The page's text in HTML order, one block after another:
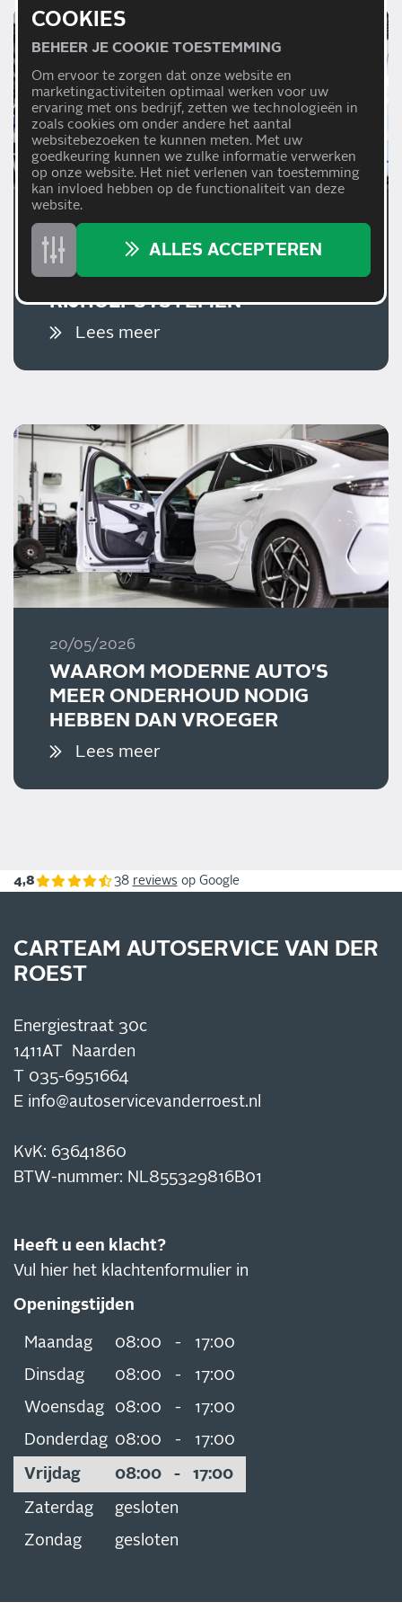
01/07/2026
WAAROM EEN JUISTE
AFSTELLING VAN
RIJHULPSYSTEMEN
BELANGRIJK IS
Lees meer
20/05/2026
WAAROM MODERNE AUTO'S
MEER ONDERHOUD NODIG
HEBBEN DAN VROEGER
Lees meer
4,8 38 reviews op Google
CARTEAM AUTOSERVICE VAN DER
ROEST
Energiestraat 30c
1411AT Naarden
T 035-6951664
E info@autoservicevanderroest.nl
KvK: 63641860
BTW-nummer: NL855329816B01
Heeft u een klacht?
Vul hier het klachtenformulier in
Openingstijden
Maandag 08:00 -
17:00
Dinsdag
08:00 -
17:00
Woensdag
08:00 -
17:00
Donderdag 08:00 - 17:00
Vrijdag 08:00 - 17:00
Zaterdag
gesloten
Zondag
gesloten
COOKIES
BEHEER JE COOKIE TOESTEMMING
Om ervoor te zorgen dat onze website en
marketingactiviteiten optimaal werken voor uw
ervaring met ons bedrijf, zetten we technologieën in
zoals cookies om onder andere het aantal
websitebezoeken te kunnen meten. Met uw
goedkeuring kunnen we zulke informatie verwerken
op onze website. Het niet verlenen van toestemming
kan invloed hebben op de functionaliteit van deze
website.
ALLES ACCEPTEREN